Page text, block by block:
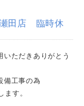
田店 臨時休
いただきありがとう
備工事の為
す。